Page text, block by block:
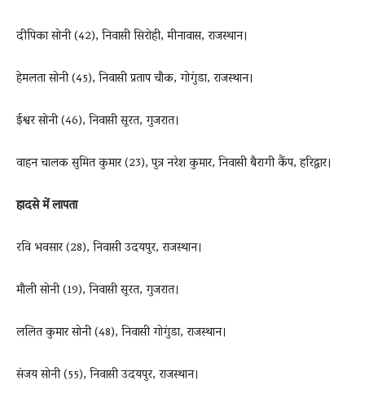
दीपिका सोनी (42), निवासी सिरोही, मीनावास, राजस्थान।
हेमलता सोनी (45), निवासी प्रताप चौक, गोगुंडा, राजस्थान।
ईश्वर सोनी (46), निवासी सूरत, गुजरात।
वाहन चालक सुमित कुमार (23), पुत्र नरेश कुमार, निवासी बैरागी कैंप, हरिद्वार।
हादसे में लापता
रवि भवसार (28), निवासी उदयपुर, राजस्थान।
मौली सोनी (19), निवासी सूरत, गुजरात।
ललित कुमार सोनी (48), निवासी गोगुंडा, राजस्थान।
संजय सोनी (55), निवासी उदयपुर, राजस्थान।